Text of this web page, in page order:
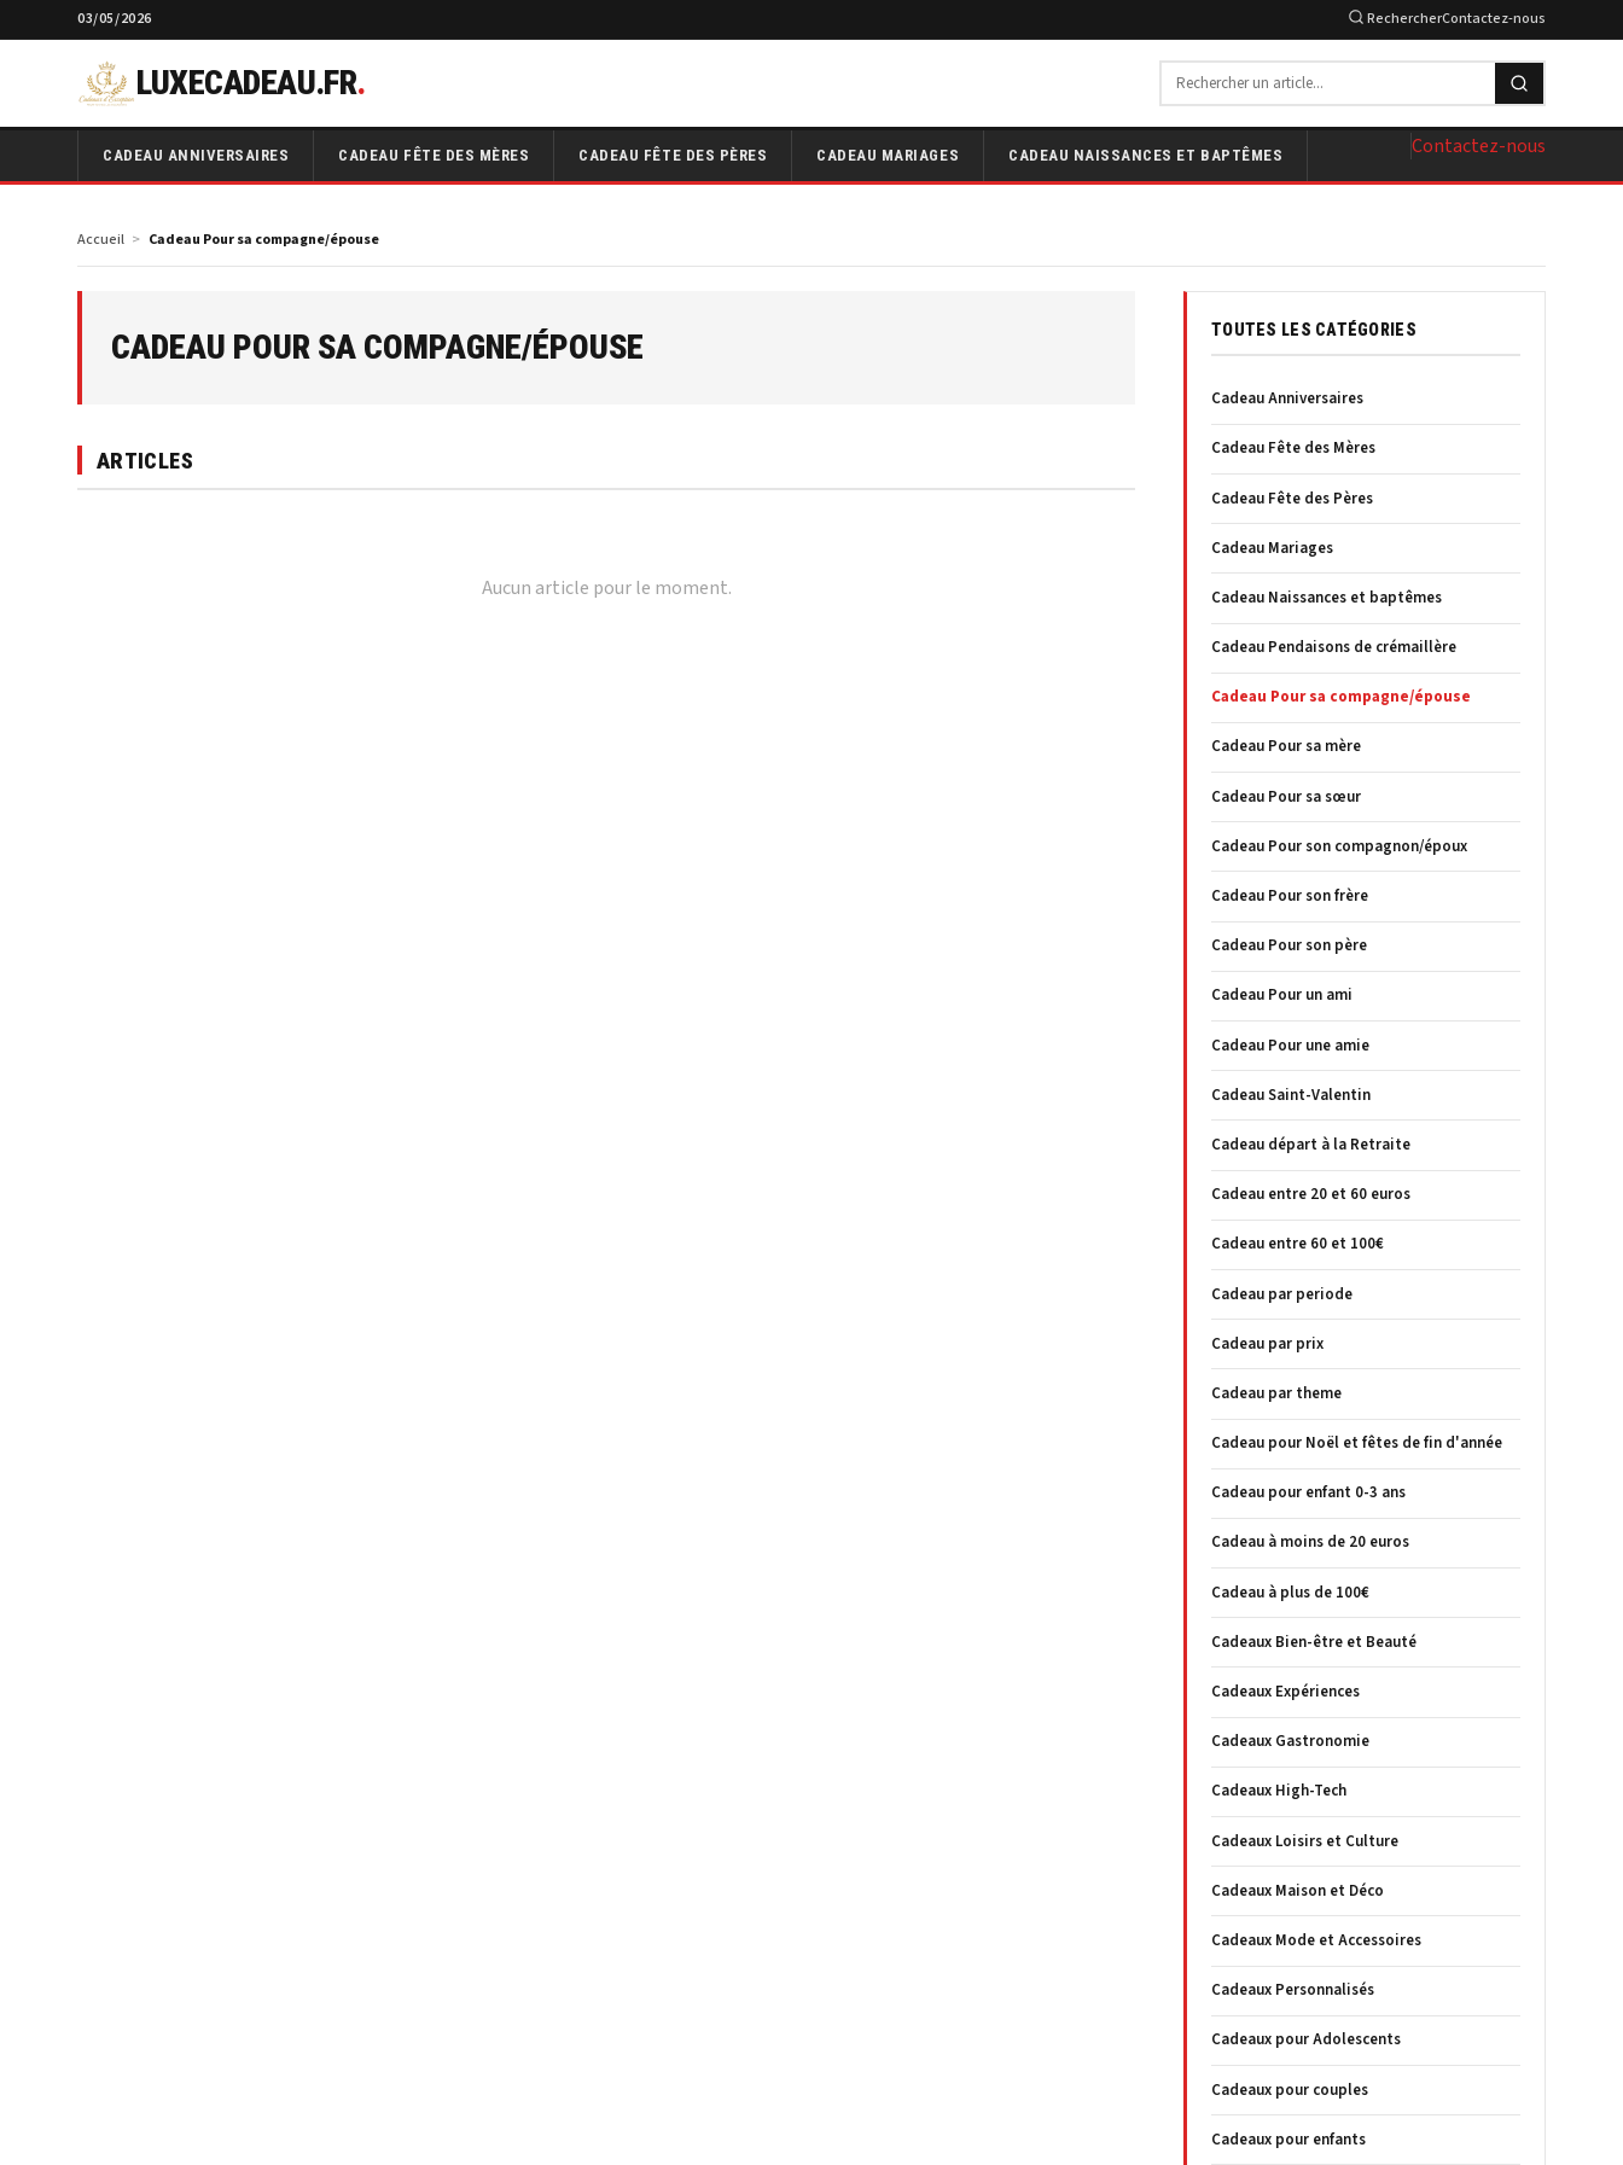
03/05/2026 RechercherContactez-nous
LUXECADEAU.FR.
CADEAU ANNIVERSAIRES CADEAU FÊTE DES MÈRES CADEAU FÊTE DES PÈRES CADEAU MARIAGES CADEAU NAISSANCES ET BAPTÊMES Contactez-nous
Accueil Cadeau Pour sa compagne/épouse
CADEAU POUR SA COMPAGNE/ÉPOUSE
ARTICLES
Aucun article pour le moment.
TOUTES LES CATÉGORIES
Cadeau Anniversaires
Cadeau Fête des Mères
Cadeau Fête des Pères
Cadeau Mariages
Cadeau Naissances et baptêmes
Cadeau Pendaisons de crémaillère
Cadeau Pour sa compagne/épouse
Cadeau Pour sa mère
Cadeau Pour sa sœur
Cadeau Pour son compagnon/époux
Cadeau Pour son frère
Cadeau Pour son père
Cadeau Pour un ami
Cadeau Pour une amie
Cadeau Saint-Valentin
Cadeau départ à la Retraite
Cadeau entre 20 et 60 euros
Cadeau entre 60 et 100€
Cadeau par periode
Cadeau par prix
Cadeau par theme
Cadeau pour Noël et fêtes de fin d'année
Cadeau pour enfant 0-3 ans
Cadeau à moins de 20 euros
Cadeau à plus de 100€
Cadeaux Bien-être et Beauté
Cadeaux Expériences
Cadeaux Gastronomie
Cadeaux High-Tech
Cadeaux Loisirs et Culture
Cadeaux Maison et Déco
Cadeaux Mode et Accessoires
Cadeaux Personnalisés
Cadeaux pour Adolescents
Cadeaux pour couples
Cadeaux pour enfants